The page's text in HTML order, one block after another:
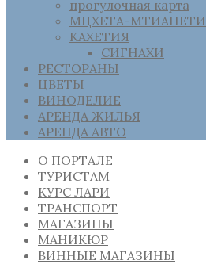
прогулочная карта
МЦХЕТА-МТИАНЕТИ
КАХЕТИЯ
СИГНАХИ
РЕСТОРАНЫ
ЦВЕТЫ
ВИНОДЕЛИЕ
АРЕНДА ЖИЛЬЯ
АРЕНДА АВТО
О ПОРТАЛЕ
ТУРИСТАМ
КУРС ЛАРИ
ТРАНСПОРТ
МАГАЗИНЫ
МАНИКЮР
ВИННЫЕ МАГАЗИНЫ